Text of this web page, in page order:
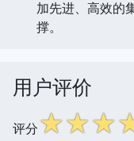
加先进、高效的
撑。
用户评价
评分☆☆☆